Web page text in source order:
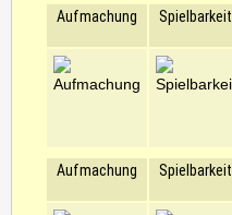
Aufmachung Spielbarkeit
Aufmachung Spielbarkeit